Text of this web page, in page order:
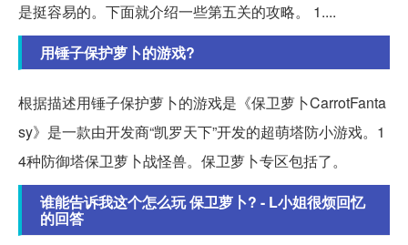
是挺容易的。下面就介绍一些第五关的攻略。 1....
用锤子保护萝卜的游戏?
根据描述用锤子保护萝卜的游戏是《保卫萝卜CarrotFanta
sy》是一款由开发商“凯罗天下”开发的超萌塔防小游戏。1
4种防御塔保卫萝卜战怪兽。保卫萝卜专区包括了。
谁能告诉我这个怎么玩 保卫萝卜? - L小姐很烦回忆
的回答